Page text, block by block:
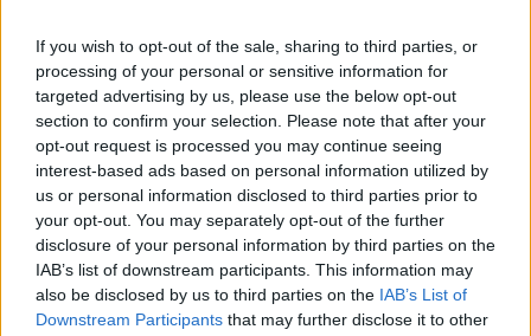
If you wish to opt-out of the sale, sharing to third parties, or
processing of your personal or sensitive information for
targeted advertising by us, please use the below opt-out
section to confirm your selection. Please note that after your
opt-out request is processed you may continue seeing
interest-based ads based on personal information utilized by
us or personal information disclosed to third parties prior to
your opt-out. You may separately opt-out of the further
disclosure of your personal information by third parties on the
IAB’s list of downstream participants. This information may
also be disclosed by us to third parties on the IAB’s List of
Downstream Participants that may further disclose it to other
“Millennium Estoril Open 2026” regressou ao circuito ATP
com vitória do francês Luca Van Assche
Castelo Branco: “Bienal Internacional de Artes e Ofícios”
promete afirmar artesanato, património e inovação como
“motores de desenvolvimento económico e cultural” do
município português
Covilhã: Especialista aponta investimento estrangeiro e
valorização imobiliária como motores do crescimento da
Beira Interior